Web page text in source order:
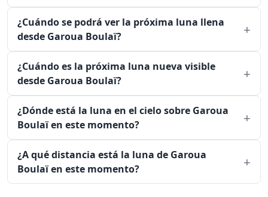
¿Cuándo se podrá ver la próxima luna llena
desde Garoua Boulaï?
¿Cuándo es la próxima luna nueva visible
desde Garoua Boulaï?
¿Dónde está la luna en el cielo sobre Garoua
Boulaï en este momento?
¿A qué distancia está la luna de Garoua
Boulaï en este momento?